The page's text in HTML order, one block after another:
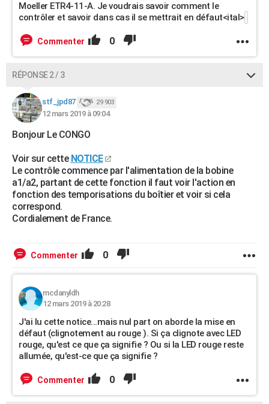
FORUM
Bricolage
Lifestyle
Culture
Auto
Television
Voyage
Cinema
Moeller ETR4-11-A. Je voudrais savoir comment le
contrôler et savoir dans cas il se mettrait en défaut<ital>
Commenter 0
RÉPONSE 2 / 3
stf_jpd87 29 903
12 mars 2019 à 09:04
Bonjour Le CONGO
Voir sur cette NOTICE
Le contrôle commence par l'alimentation de la bobine
a1/a2, partant de cette fonction il faut voir l'action en
fonction des temporisations du boîtier et voir si cela
correspond.
Cordialement de France.
Commenter 0
mcdanyldh
12 mars 2019 à 20:28
J'ai lu cette notice...mais nul part on aborde la mise en
défaut (clignotement au rouge ). Si ça clignote avec LED
rouge, qu'est ce que ça signifie ? Ou si la LED rouge reste
allumée, qu'est-ce que ça signifie ?
Commenter 0